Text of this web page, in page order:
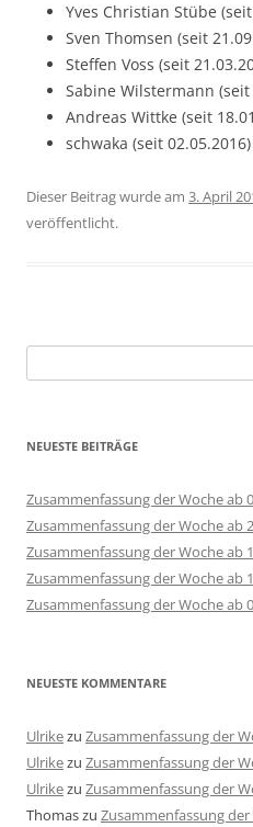
Yves Christian Stübe
Sven Thomsen (seit
Steffen Voss (seit
Sabine Wilstermann (seit
Andreas Wittke (seit
schwaka (seit 02.05.2016)
Dieser Beitrag wurde am 3. April
veröffentlicht.
nach:
NEUESTE BEITRÄGE
Zusammenfassung der Woche ab
Zusammenfassung der Woche ab
Zusammenfassung der Woche ab
Zusammenfassung der Woche ab
Zusammenfassung der Woche ab
NEUESTE KOMMENTARE
Ulrikezu Zusammenfassung der
Ulrikezu Zusammenfassung der
Ulrikezu Zusammenfassung der
Thomaszu Zusammenfassung der